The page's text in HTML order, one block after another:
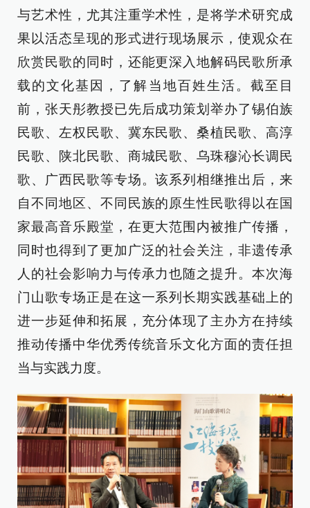
与艺术性，尤其注重学术性，是将学术研究成
果以活态呈现的形式进行现场展示，使观众在
欣赏民歌的同时，还能更深入地解码民歌所承
载的文化基因，了解当地百姓生活。截至目
前，张天彤教授已先后成功策划举办了锡伯族
民歌、左权民歌、冀东民歌、桑植民歌、高淳
民歌、陕北民歌、商城民歌、乌珠穆沁长调民
歌、广西民歌等专场。该系列相继推出后，来
自不同地区、不同民族的原生性民歌得以在国
家最高音乐殿堂，在更大范围内被推广传播，
同时也得到了更加广泛的社会关注，非遗传承
人的社会影响力与传承力也随之提升。本次海
门山歌专场正是在这一系列长期实践基础上的
进一步延伸和拓展，充分体现了主办方在持续
推动传播中华优秀传统音乐文化方面的责任担
当与实践力度。